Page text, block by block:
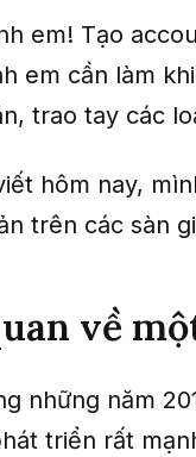
em! Tạo
em cần làm
trao tay các
hôm nay,
trên các sàn
về
những năm
triển rất